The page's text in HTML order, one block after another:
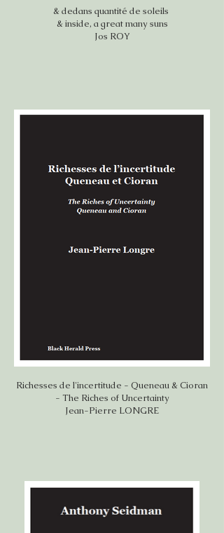
& dedans quantité de soleils
& inside, a great many suns
Jos ROY
Richesses de l'incertitude - Queneau & Cioran
- The Riches of Uncertainty
Jean-Pierre LONGRE